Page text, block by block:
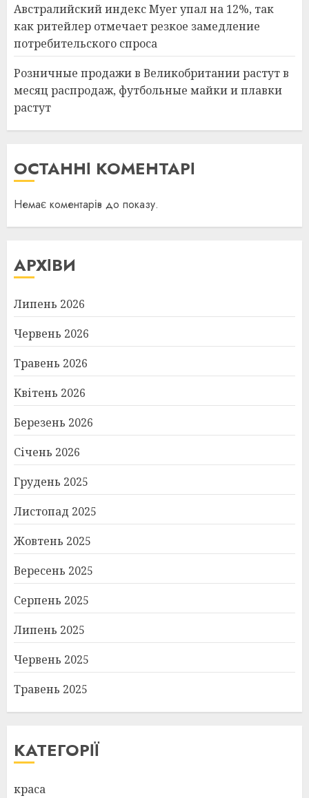
Австралийский индекс Myer упал на 12%, так
как ритейлер отмечает резкое замедление
потребительского спроса
Розничные продажи в Великобритании растут в
месяц распродаж, футбольные майки и плавки
растут
ОСТАННІ КОМЕНТАРІ
Немає коментарів до показу.
АРХІВИ
Липень 2026
Червень 2026
Травень 2026
Квітень 2026
Березень 2026
Січень 2026
Грудень 2025
Листопад 2025
Жовтень 2025
Вересень 2025
Серпень 2025
Липень 2025
Червень 2025
Травень 2025
КАТЕГОРІЇ
краса